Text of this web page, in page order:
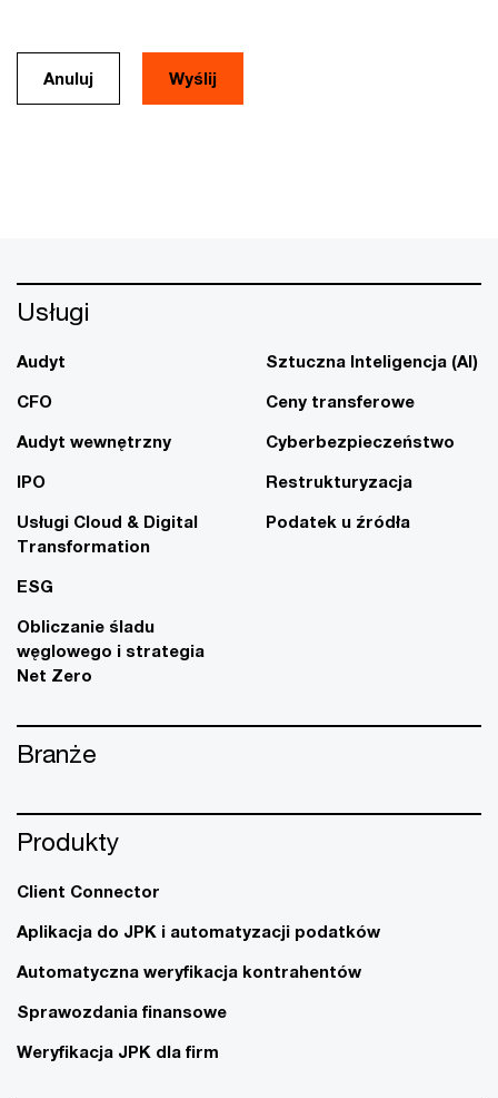
Anuluj
Usługi
Audyt
CFO
Audyt wewnętrzny
IPO
Usługi Cloud & Digital
Transformation
ESG
Obliczanie śladu
węglowego i strategia
Net Zero
Sztuczna Inteligencja (AI)
Ceny transferowe
Cyberbezpieczeństwo
Restrukturyzacja
Podatek u źródła
Branże
Produkty
Client Connector
Aplikacja do JPK i automatyzacji podatków
Automatyczna weryfikacja kontrahentów
Sprawozdania finansowe
Weryfikacja JPK dla firm